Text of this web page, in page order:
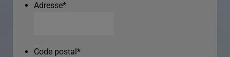
Adresse*
Code postal*